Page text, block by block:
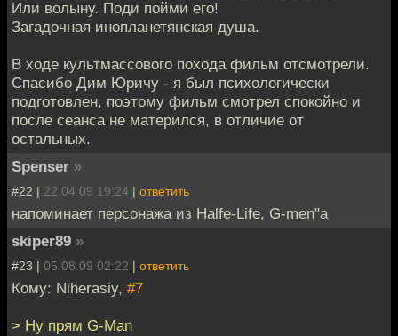
Или волыну. Поди пойми его!
Загадочная инопланетянская душа.
В ходе культмассового похода фильм отсмотрели.
Спасибо Дим Юричу - я был психологически
подготовлен, поэтому фильм смотрел спокойно и
после сеанса не матерился, в отличие от
остальных.
Spenser »
#22 | 22.04.09 19:24 | ответить
напоминает персонажа из Halfe-Life, G-men"а
skiper89 »
#23 | 05.08.09 02:22 | ответить
Кому: Niherasiy, #7
> Ну прям G-Man